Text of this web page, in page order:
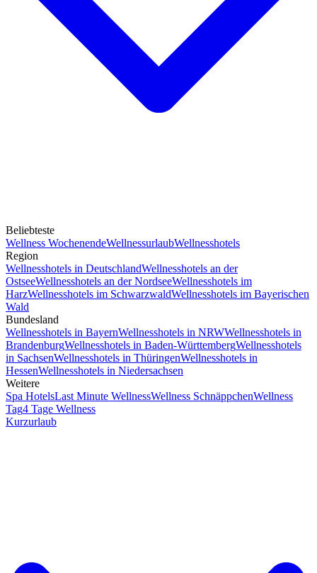
Beliebteste
Wellness WochenendeWellnessurlaubWellnesshotels
Region
Wellnesshotels in DeutschlandWellnesshotels an der
OstseeWellnesshotels an der NordseeWellnesshotels im
HarzWellnesshotels im SchwarzwaldWellnesshotels im Bayerischen
Wald
Bundesland
Wellnesshotels in BayernWellnesshotels in NRWWellnesshotels in
BrandenburgWellnesshotels in Baden-WürttembergWellnesshotels
in SachsenWellnesshotels in ThüringenWellnesshotels in
HessenWellnesshotels in Niedersachsen
Weitere
Spa HotelsLast Minute WellnessWellness SchnäppchenWellness
Tag4 Tage Wellness
Kurzurlaub